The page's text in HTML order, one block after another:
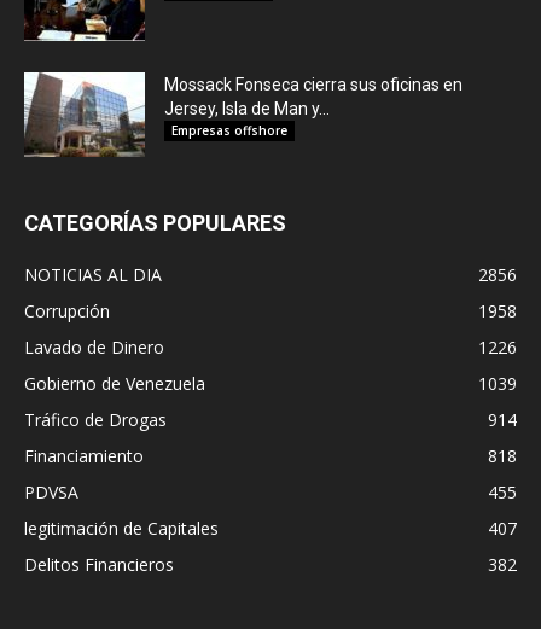
Mossack Fonseca cierra sus oficinas en
Jersey, Isla de Man y...
Empresas offshore
CATEGORÍAS POPULARES
NOTICIAS AL DIA
2856
Corrupción
1958
Lavado de Dinero
1226
Gobierno de Venezuela
1039
Tráfico de Drogas
914
Financiamiento
818
PDVSA
455
legitimación de Capitales
407
Delitos Financieros
382